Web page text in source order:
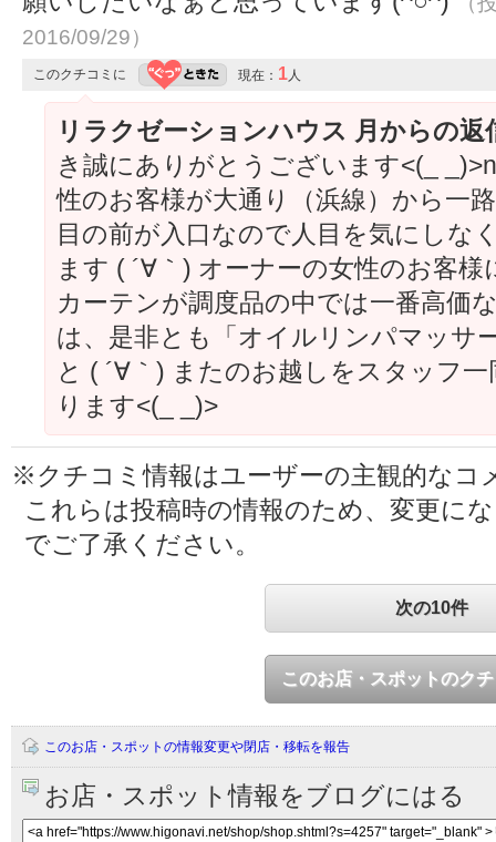
2016/09/29）
このクチコミに 現在： 1人
リラクゼーションハウス 月からの返
き誠にありがとうございます<(_
性のお客様が大通り（浜線）から一
目の前が入口なので人目を気にしな
ます ( ´∀｀) オーナーの女性のお客
カーテンが調度品の中では一番高
は、是非とも「オイルリンパマッサ
と ( ´∀｀) またのお越しをスタッフ
ります<(_ _)>
※クチコミ情報はユーザーの主観的なコ
これらは投稿時の情報のため、変更に
でご了承ください。
次の10件
このお店・スポットのク
このお店・スポットの情報変更や閉店・移転を報告
お店・スポット情報をブログにはる